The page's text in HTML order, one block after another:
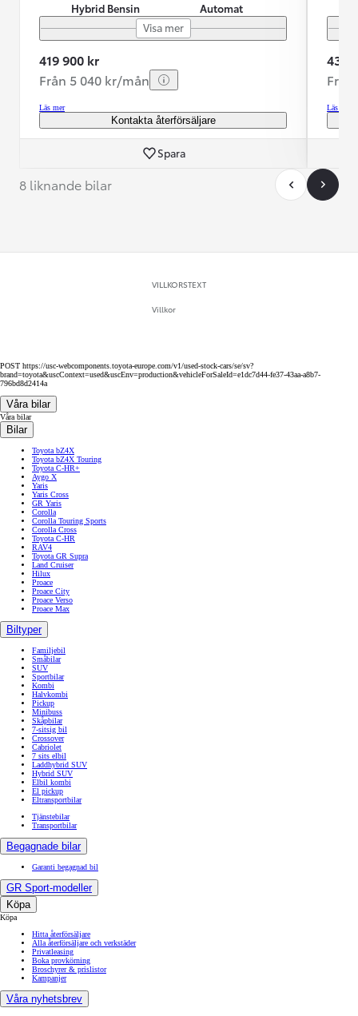
Hybrid Bensin
Automat
Visa mer
419 900 kr
Från 5 040 kr/mån
Läs mer
Kontakta återförsäljare
Spara
435
Läs mer
8 liknande bilar
VILLKORSTEXT
Villkor
POST https://usc-webcomponents.toyota-europe.com/v1/used-stock-cars/se/sv?
brand=toyota&uscContext=used&uscEnv=production&vehicleForSaleId=e1dc7d44-fe37-43aa-a8b7-
796bd8d2414a
Våra bilar
Våra bilar
Bilar
Toyota bZ4X
Toyota bZ4X Touring
Toyota C-HR+
Aygo X
Yaris
Yaris Cross
GR Yaris
Corolla
Corolla Touring Sports
Corolla Cross
Toyota C-HR
RAV4
Toyota GR Supra
Land Cruiser
Hilux
Proace
Proace City
Proace Verso
Proace Max
Biltyper
Familjebil
Småbilar
SUV
Sportbilar
Kombi
Halvkombi
Pickup
Minibuss
Skåpbilar
7-sitsig bil
Crossover
Cabriolet
7 sits elbil
Laddhybrid SUV
Hybrid SUV
Elbil kombi
El pickup
Eltransportbilar
Tjänstebilar
Transportbilar
Begagnade bilar
Garanti begagnad bil
GR Sport-modeller
Köpa
Köpa
Hitta återförsäljare
Alla återförsäljare och verkstäder
Privatleasing
Boka provkörning
Broschyrer & prislistor
Kampanjer
Våra nyhetsbrev